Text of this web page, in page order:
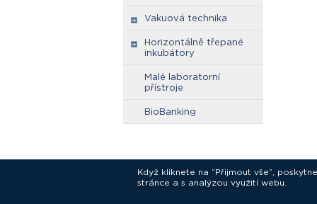
Vakuová technika
Horizontálně třepané
inkubátory
Malé laboratorní
přístroje
BioBanking
Když kliknete na “Přijmout vše”,
stránce a s analýzou využití webu.